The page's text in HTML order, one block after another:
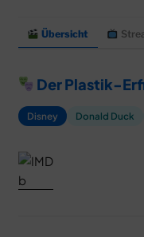
Übersicht
Der Plastik-
Disney Donald Duck